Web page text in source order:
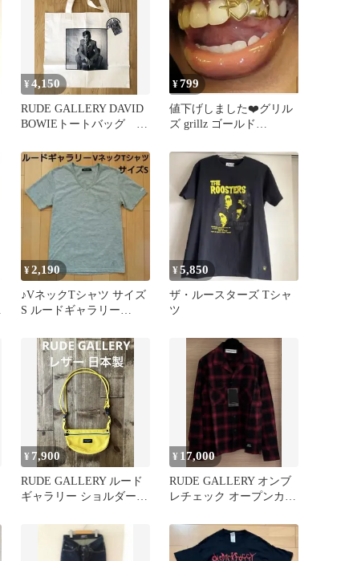
¥4,150
RUDE GALLERY DAVID
BOWIEトートバッグ ル
¥799
値下げしました❤️グリル
ズ grillz ゴールド
¥2,190
♪VネックTシャツ サイズ
S ルードギャラリー
¥5,850
ザ・ルースターズ Tシャ
ツ
¥ 7,900
RUDE GALLERY ルード
ギャラリー ショルダーバ
¥ 17,000
RUDE GALLERY オンブ
レチェック オープンカラ